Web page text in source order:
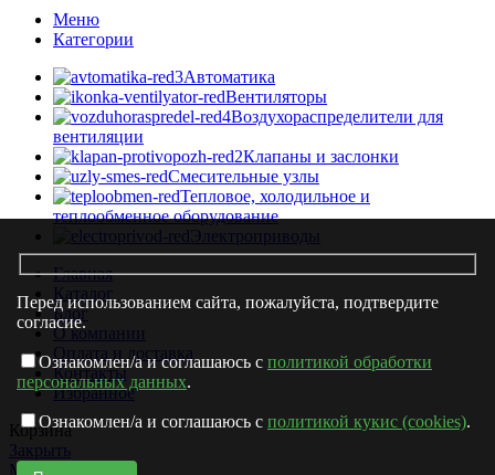
Меню
Категории
Автоматика
Вентиляторы
Воздухораспределители для
вентиляции
Клапаны и заслонки
Смесительные узлы
Тепловое, холодильное и
теплообменное оборудование
Электроприводы
Главная
Каталог
Блог
О компании
Оплата и доставка
Контакты
Избранное
Корзина
Закрыть
Перед использованием сайта, пожалуйста, подтвердите
согласие.
Ознакомлен/а и соглашаюсь с политикой обработки
персональных данных.
Ознакомлен/а и соглашаюсь с политикой кукис (cookies).
Магазин